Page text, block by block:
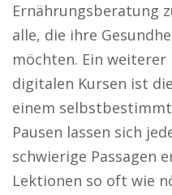
Ernährungsberatung
alle, die ihre
möchten. Ein
digitalen Kursen ist
einem
Pausen lassen sich
schwierige Passagen
Lektionen so oft wie